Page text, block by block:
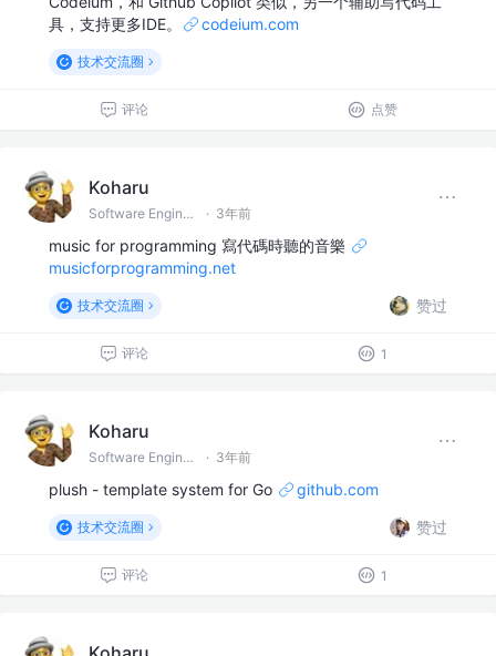
具，支持更多IDE。
codeium.com
技术交流圈
评论 点赞
Koharu
Software Engineer · 3年前
music for programming 寫代碼時聽的音樂
musicforprogramming.net
技术交流圈 赞过
评论 1
Koharu
Software Engineer · 3年前
plush - template system for Go github.com
技术交流圈 赞过
评论 1